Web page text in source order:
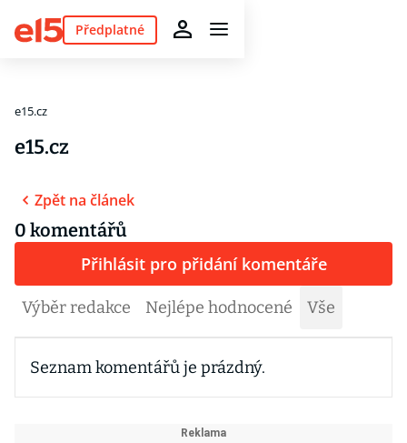
Předplatné
e15.cz
e15.cz
Zpět na článek
0 komentářů
Přihlásit pro přidání komentáře
Výběr redakce Nejlépe hodnocené Vše
Seznam komentářů je prázdný.